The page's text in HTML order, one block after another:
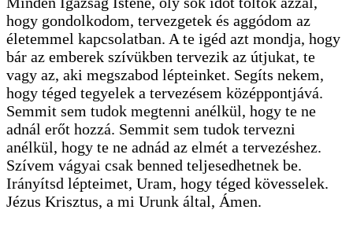
hogy gondolkodom, tervezgetek és aggódom az
életemmel kapcsolatban. A te igéd azt mondja, hogy
bár az emberek szívükben tervezik az útjukat, te
vagy az, aki megszabod lépteinket. Segíts nekem,
hogy téged tegyelek a tervezésem középpontjává.
Semmit sem tudok megtenni anélkül, hogy te ne
adnál erőt hozzá. Semmit sem tudok tervezni
anélkül, hogy te ne adnád az elmét a tervezéshez.
Szívem vágyai csak benned teljesedhetnek be.
Irányítsd lépteimet, Uram, hogy téged kövesselek.
Jézus Krisztus, a mi Urunk által, Ámen.